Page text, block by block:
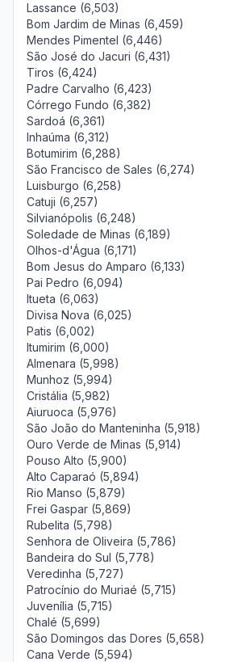
Lassance (6,503)
Bom Jardim de Minas (6,459)
Mendes Pimentel (6,446)
São José do Jacuri (6,431)
Tiros (6,424)
Padre Carvalho (6,423)
Córrego Fundo (6,382)
Sardoá (6,361)
Inhaúma (6,312)
Botumirim (6,288)
São Francisco de Sales (6,274)
Luisburgo (6,258)
Catuji (6,257)
Silvianópolis (6,248)
Soledade de Minas (6,189)
Olhos-d'Água (6,171)
Bom Jesus do Amparo (6,133)
Pai Pedro (6,094)
Itueta (6,063)
Divisa Nova (6,025)
Patis (6,002)
Itumirim (6,000)
Almenara (5,998)
Munhoz (5,994)
Cristália (5,982)
Aiuruoca (5,976)
São João do Manteninha (5,918)
Ouro Verde de Minas (5,914)
Pouso Alto (5,900)
Alto Caparaó (5,894)
Rio Manso (5,879)
Frei Gaspar (5,869)
Rubelita (5,798)
Senhora de Oliveira (5,786)
Bandeira do Sul (5,778)
Veredinha (5,727)
Patrocínio do Muriaé (5,715)
Juvenília (5,715)
Chalé (5,699)
São Domingos das Dores (5,658)
Cana Verde (5,594)